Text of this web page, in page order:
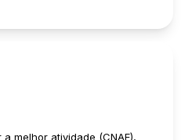
melhor atividade (CNAE),